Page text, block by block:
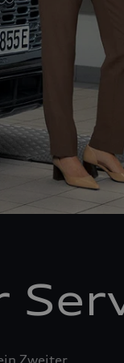
Zweiter